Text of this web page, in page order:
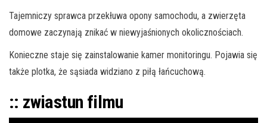
Tajemniczy sprawca przekłuwa opony samochodu, a zwierzęta
domowe zaczynają znikać w niewyjaśnionych okolicznościach.
Konieczne staje się zainstalowanie kamer monitoringu. Pojawia się
także plotka, że sąsiada widziano z piłą łańcuchową.
:: zwiastun filmu